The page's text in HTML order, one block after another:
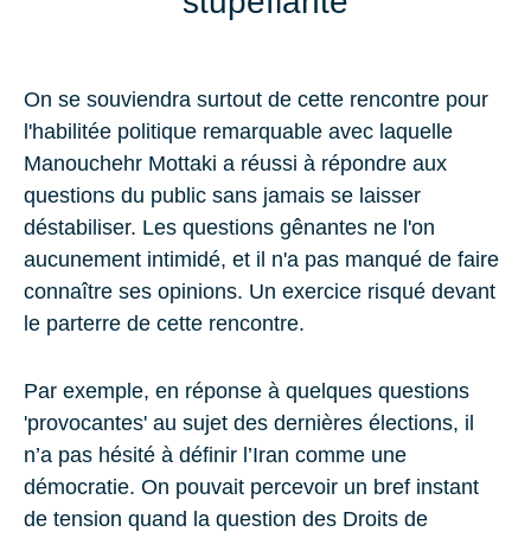
On se souviendra surtout de cette rencontre pour
l'habilitée politique remarquable avec laquelle
Manouchehr Mottaki a réussi à répondre aux
questions du public sans jamais se laisser
déstabiliser. Les questions gênantes ne l'on
aucunement intimidé, et il n'a pas manqué de faire
connaître ses opinions. Un exercice risqué devant
le parterre de cette rencontre.
Par exemple, en réponse à quelques questions
'provocantes' au sujet des dernières élections, il
n’a pas hésité à définir l’Iran comme une
démocratie. On pouvait percevoir un bref instant
de tension quand la question des Droits de